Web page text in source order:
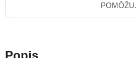
POMÔŽU.
Popis